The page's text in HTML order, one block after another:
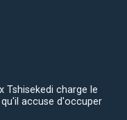
Tshisekedi charge le
accuse d'occuper